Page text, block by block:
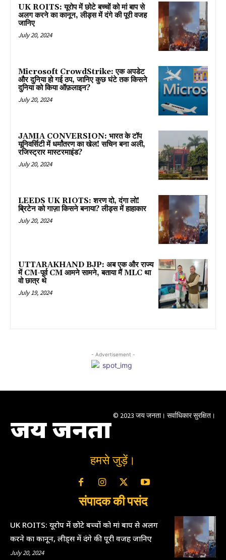
UK ROITS: यूरोप में छोटे बच्चों को मां बाप से
अलग करने का कानून, लीड्स में दंगे की पूरी वजह
जानिए
July 20, 2024
Microsoft CrowdStrike: एक अपडेट
और दुनिया हो गई ठप, जानिए कुछ घंटे तक किसने
दुनिया को किया ऑफ़लाइन?
July 20, 2024
JAMIA CONVERSION: भारत के टॉप
यूनिवर्सिटी में धर्मांतरण का खेल! सचिन बना अली,
रजिस्ट्रार मास्टरमाइंड?
July 20, 2024
LEEDS UK RIOTS: शरण दो, दंगा लो!
ब्रिटेन को गाज़ा किसने बनाया? लीड्स में हाहाकार
July 20, 2024
UTTARAKHAND BJP: अब एक और राज्य
में CM-पूर्व CM आमने सामने, बताया मैं MLC था
वो छात्र थे
July 19, 2024
- Advertisement -
जय जनता © 2023 जय जनता। सर्वाधिकार सुरक्षित।
हमसे जुड़ें।
संपादक की पसंद
UK ROITS: यूरोप में छोटे बच्चों को मां बाप से अलग
करने का कानून, लीड्स में दंगे की पूरी वजह जानिए
July 20, 2024